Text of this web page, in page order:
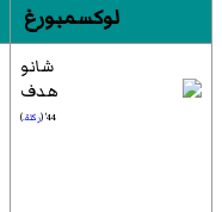
لوكسمبورغ
شانو
44' ( ركلة.)